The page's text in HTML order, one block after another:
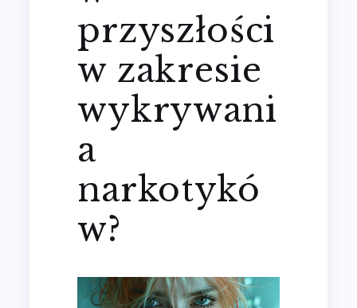
przyszłości
w zakresie
wykrywani
a
narkotykó
w?